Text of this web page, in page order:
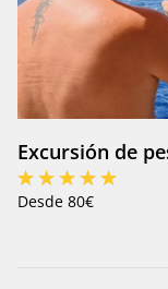
Excursión de
Desde 80€